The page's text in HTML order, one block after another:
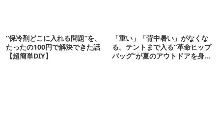
“保冷剤どこに入れる問題”を、
たったの100円で解決できた話
【超簡単DIY】
「重い」「背中暑い」がなくな
る。テントまで入る“革命ヒップ
バッグ”が夏のアウトドアを身軽